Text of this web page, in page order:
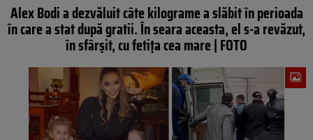
Alex Bodi a dezvăluit câte kilograme a slăbit în perioada
în care a stat după gratii. În seara aceasta, el s-a revăzut,
în sfârșit, cu fetița cea mare | FOTO